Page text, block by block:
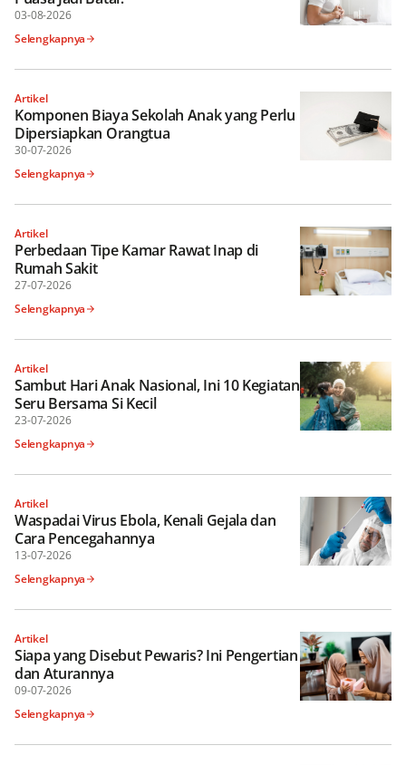
03-08-2026
Selengkapnya
Artikel
Komponen Biaya Sekolah Anak yang Perlu
Dipersiapkan Orangtua
30-07-2026
Selengkapnya
Artikel
Perbedaan Tipe Kamar Rawat Inap di
Rumah Sakit
27-07-2026
Selengkapnya
Artikel
Sambut Hari Anak Nasional, Ini 10 Kegiatan
Seru Bersama Si Kecil
23-07-2026
Selengkapnya
Artikel
Waspadai Virus Ebola, Kenali Gejala dan
Cara Pencegahannya
13-07-2026
Selengkapnya
Artikel
Siapa yang Disebut Pewaris? Ini Pengertian
dan Aturannya
09-07-2026
Selengkapnya